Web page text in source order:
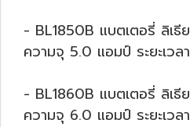
- BL1850B แบตเตอรี่ ลิเธี
ความจุ 5.0 แอมป์ ระยะเว
- BL1860B แบตเตอรี่ ลิเธี
ความจุ 6.0 แอมป์ ระยะเว